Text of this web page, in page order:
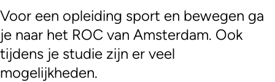
Voor een opleiding sport en bewegen ga
je naar het ROC van Amsterdam. Ook
tijdens je studie zijn er veel
mogelijkheden.